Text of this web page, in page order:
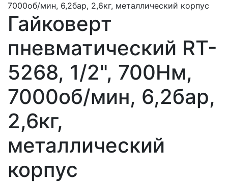
7000об/мин, 6,2бар, 2,6кг, металлический корпус
Гайковерт
пневматический RT-
5268, 1/2", 700Нм,
7000об/мин, 6,2бар,
2,6кг,
металлический
корпус